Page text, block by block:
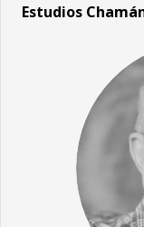
Estudios